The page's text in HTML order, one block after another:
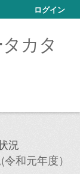
ログイン
カタ
況
和元年度）